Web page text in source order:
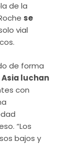
de la
se
vial
de forma
Asia luchan
con
“Los
bajos y